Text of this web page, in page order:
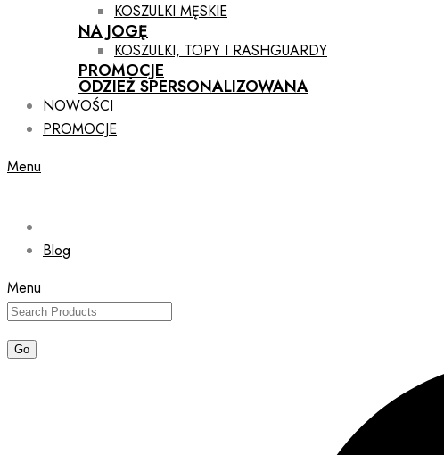
KOSZULKI MĘSKIE
NA JOGĘ
KOSZULKI, TOPY I RASHGUARDY
PROMOCJE
ODZIEŻ SPERSONALIZOWANA
NOWOŚCI
PROMOCJE
Menu
Blog
Menu